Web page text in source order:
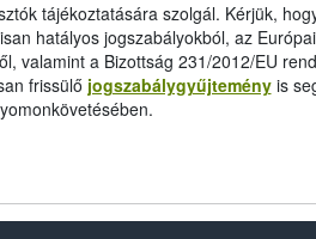
tájékoztatására szolgál. Kérjük,
hatályos jogszabályokból, az
valamint a Bizottság 231/2012/EU
frissülő jogszabálygyűjteményis